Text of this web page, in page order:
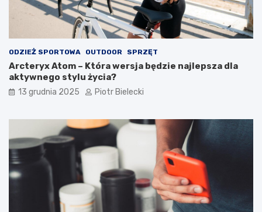
ODZIEŻ SPORTOWA OUTDOOR SPRZĘT
Arcteryx Atom – Która wersja będzie najlepsza dla
aktywnego stylu życia?
13 grudnia 2025 Piotr Bielecki